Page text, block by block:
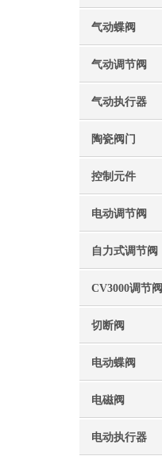
气动蝶阀
气动调节阀
气动执行器
陶瓷阀门
控制元件
电动调节阀
自力式调节阀
CV3000调节阀
切断阀
电动蝶阀
电磁阀
电动执行器